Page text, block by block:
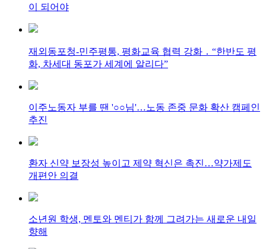
이 되어야
재외동포청-민주평통, 평화교육 협력 강화 ․ “한반도 평
화, 차세대 동포가 세계에 알리다”
이주노동자 부를 땐 '○○님'…노동 존중 문화 확산 캠페인
추진
환자 신약 보장성 높이고 제약 혁신은 촉진…약가제도
개편안 의결
소년원 학생, 멘토와 멘티가 함께 그려가는 새로운 내일
향해